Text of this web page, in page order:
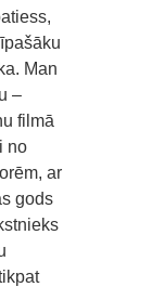
Man
–
filmā
no
ar
gods